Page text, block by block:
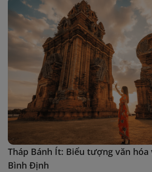
Tháp Bánh Ít: Biểu tượng văn hóa
Bình Định